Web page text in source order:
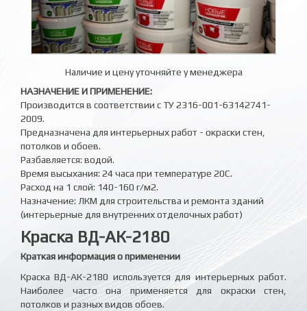
Наличие и цену уточняйте у менеджера
НАЗНАЧЕНИЕ И ПРИМЕНЕНИЕ:
Производится в соответствии с ТУ 2316-001-63142741-
2009.
Предназначена для интерьерных работ - окраски стен,
потолков и обоев.
Разбавляется: водой.
Время высыхания: 24 часа при температуре 20С.
Расход на 1 слой: 140-160 г/м2.
Назначение: ЛКМ для строительства и ремонта зданий
(интерьерные для внутренних отделочных работ)
Краска ВД-АК-2180
Краткая информация о применении
Краска ВД-АК-2180 используется для интерьерных работ.
Наиболее часто она применяется для окраски стен,
потолков и разных видов обоев.